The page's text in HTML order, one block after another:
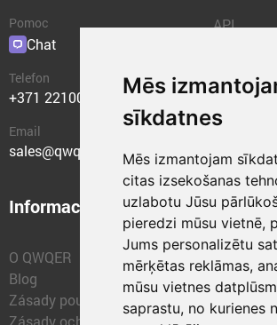
Mēs
sīkdatnes
Mēs izmantojam
citas izsekošanas
uzlabotu Jūsu
pieredzi mūsu vietnē,
Jums personalizētu
mērķētas reklāmas,
mūsu vietnes
saprastu, no kurienes
Pomoc
Chat
Telefon
+371 22100400
Email
sales@qwqer.eu
API
Informace
O QWQER
Blog
Zásady používání cookies
Zásady ochrany osobních
QWQER
QWQER
přeprava